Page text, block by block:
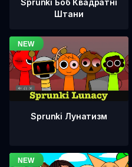
Sprunki Боб Квадратні
Штани
Sprunki Лунатизм